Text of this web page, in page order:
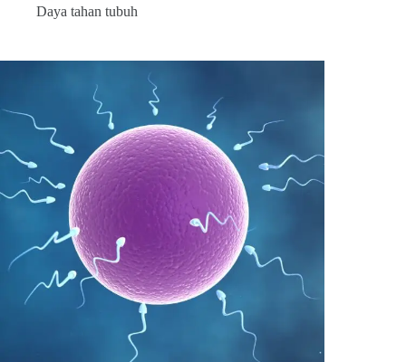
Daya tahan tubuh